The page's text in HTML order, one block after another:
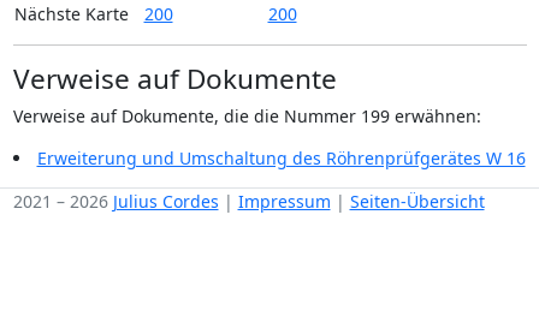
Nächste Karte
200 200
Verweise auf Dokumente
Verweise auf Dokumente, die die Nummer 199 erwähnen:
Erweiterung und Umschaltung des Röhrenprüfgerätes W 16
2021 – 2026 Julius Cordes | Impressum | Seiten-Übersicht